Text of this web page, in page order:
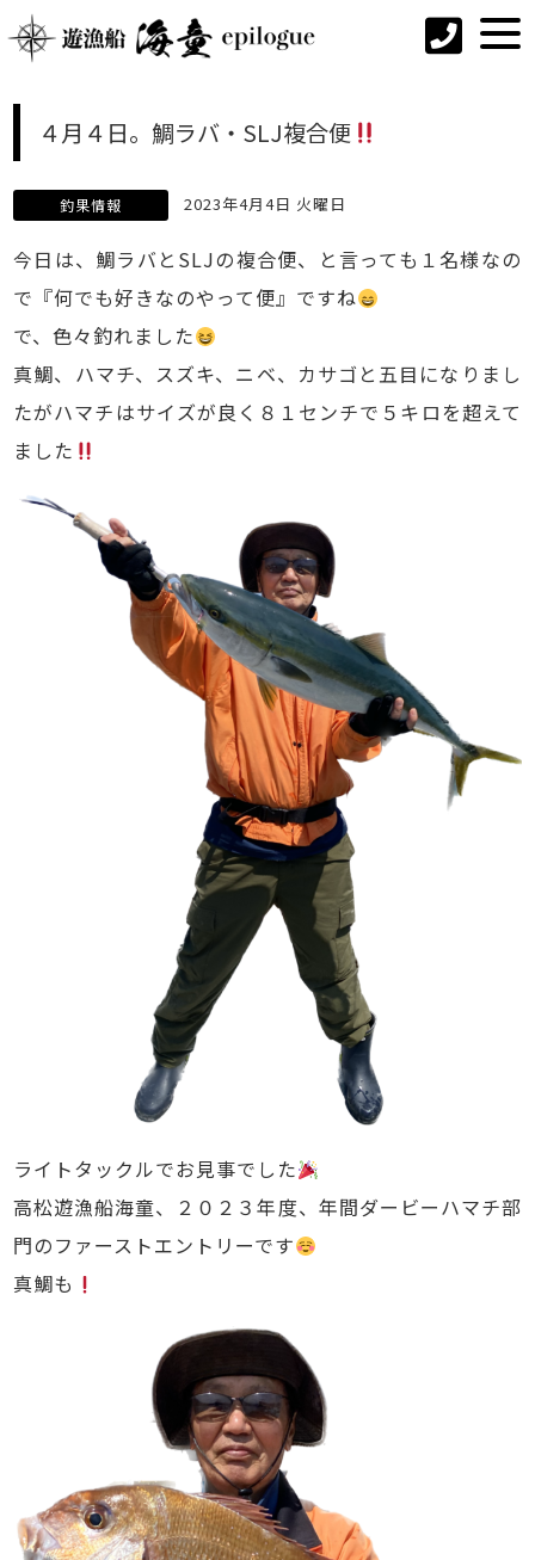
４月４日。鯛ラバ・SLJ複合便
釣果情報 2023年4月4日 火曜日
今日は、鯛ラバとSLJの複合便、と言っても１名様なの
で『何でも好きなのやって便』ですね
で、色々釣れました
真鯛、ハマチ、スズキ、ニベ、カサゴと五目になりまし
たがハマチはサイズが良く８１センチで５キロを超えて
ました
ライトタックルでお見事でした
高松遊漁船海童、２０２３年度、年間ダービーハマチ部
門のファーストエントリーです
真鯛も